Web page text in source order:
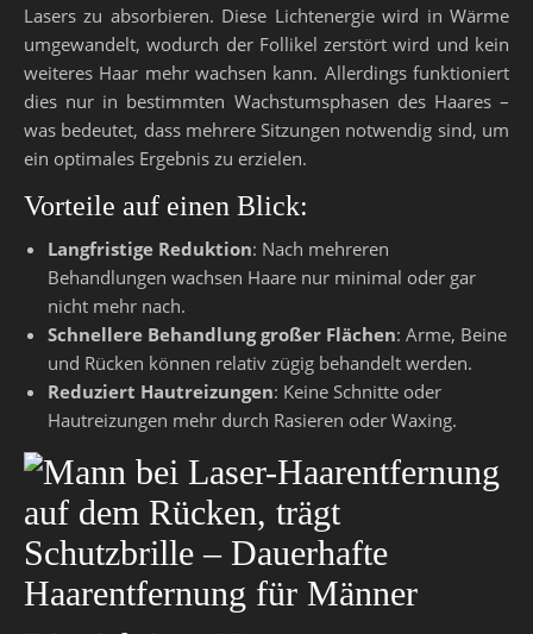
Lasers zu absorbieren. Diese Lichtenergie wird in Wärme
umgewandelt, wodurch der Follikel zerstört wird und kein
weiteres Haar mehr wachsen kann. Allerdings funktioniert
dies nur in bestimmten Wachstumsphasen des Haares –
was bedeutet, dass mehrere Sitzungen notwendig sind, um
ein optimales Ergebnis zu erzielen.
Vorteile auf einen Blick:
Langfristige Reduktion: Nach mehreren
Behandlungen wachsen Haare nur minimal oder gar
nicht mehr nach.
Schnellere Behandlung großer Flächen: Arme, Beine
und Rücken können relativ zügig behandelt werden.
Reduziert Hautreizungen: Keine Schnitte oder
Hautreizungen mehr durch Rasieren oder Waxing.